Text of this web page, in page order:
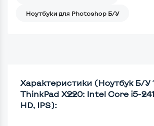
Ноутбуки для Photoshop Б/У
Характеристики (Ноутбук Б/У
ThinkPad X220: Intel Core i5-
HD, IPS):